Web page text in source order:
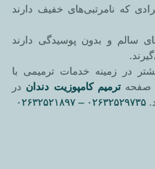
که نامرتبی‌های خفیف دارند
سالم و بدون پوسیدگی دارند
در زمینه خدمات ترمیمی با
صفحهترمیم کامپوزیت دندان در
۰۲۶۳۲۵۲۹۷۳۵ – ۰۲۶۳۲۵۲۱۸۹۷